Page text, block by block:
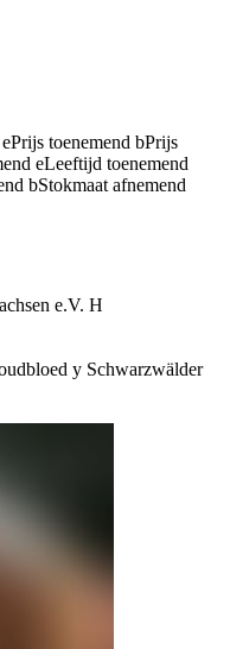
ePrijs toenemend bPrijs
eLeeftijd toenemend
bStokmaat afnemend
e.V. H
y Schwarzwälder